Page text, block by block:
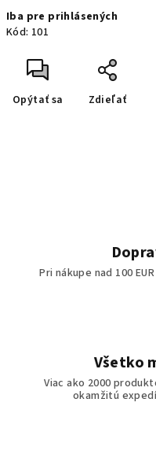
cena:
Iba pre prihlásených
Kód: 101
Opýtať sa Zdieľať
Pri nákupe nad 100
Všetko
Viac ako 2000
okamžitú